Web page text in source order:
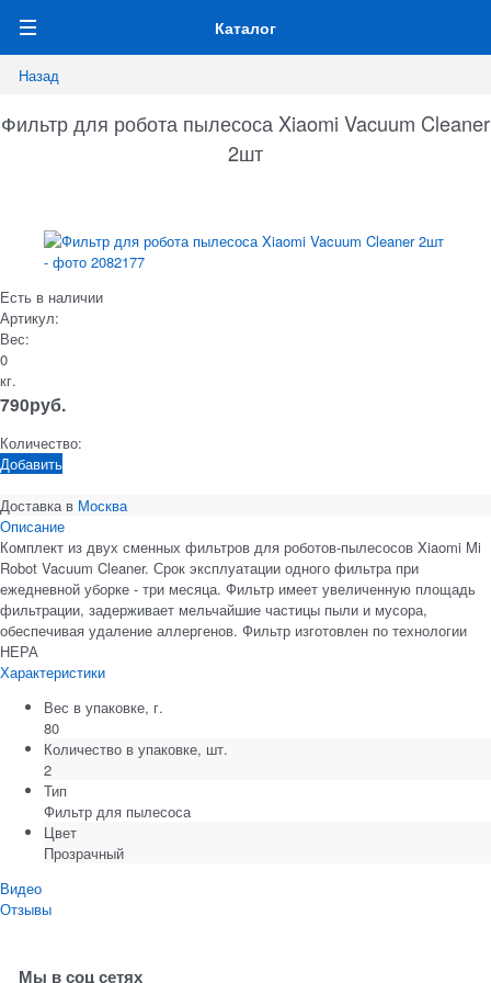
Каталог
Назад
Фильтр для робота пылесоса Xiaomi Vacuum Cleaner
2шт
Есть в наличии
Артикул:
Вес:
0
кг.
790руб.
Количество:
Добавить
Доставка в Москва
Описание
Комплект из двух сменных фильтров для роботов-пылесосов Xiaomi Mi
Robot Vacuum Cleaner. Срок эксплуатации одного фильтра при
ежедневной уборке - три месяца. Фильтр имеет увеличенную площадь
фильтрации, задерживает мельчайшие частицы пыли и мусора,
обеспечивая удаление аллергенов. Фильтр изготовлен по технологии
НЕРА
Характеристики
Вес в упаковке, г.
80
Количество в упаковке, шт.
2
Тип
Фильтр для пылесоса
Цвет
Прозрачный
Видео
Отзывы
Мы в соц сетях